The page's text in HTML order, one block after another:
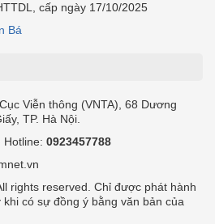
cấp ngày 17/10/2025
Bá
Viễn thông (VNTA), 68 Dương
TP. Hà Nội.
Hotline: 0923457788
rights reserved. Chỉ được phát hành
có sự đồng ý bằng văn bản của